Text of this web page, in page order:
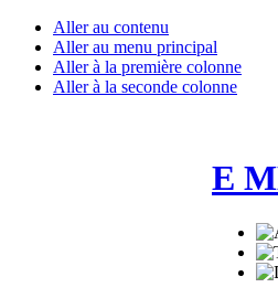
Aller au contenu
Aller au menu principal
Aller à la première colonne
Aller à la seconde colonne
E